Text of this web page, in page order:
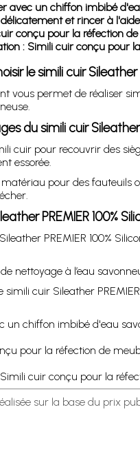
avec un chiffon imbibé
et rincer à
conçu pour la réfection
: Simili cuir conçu pour
le simili cuir Sileather
vous permet de réaliser
du simili cuir Sileather
cuir pour recouvrir des
essorée.
pour des fauteuils
PREMIER 100%
PREMIER 100%
nettoyage à l’eau
simili cuir Sileather
un chiffon imbibé d'eau
pour la réfection de
cuir conçu pour la
sur la base du prix